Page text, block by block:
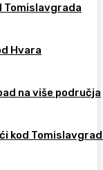
Tomislavgrada
Hvara
na više područja
kod